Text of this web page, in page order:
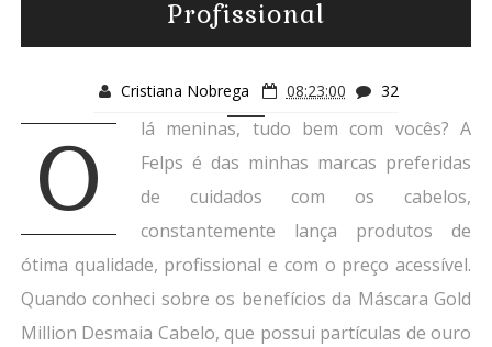
Profissional
Cristiana Nobrega 08:23:00 32
O
lá meninas, tudo bem com vocês? A
Felps é das minhas marcas preferidas
de cuidados com os cabelos,
constantemente lança produtos de
ótima qualidade, profissional e com o preço acessível.
Quando conheci sobre os benefícios da Máscara Gold
Million Desmaia Cabelo, que possui partículas de ouro